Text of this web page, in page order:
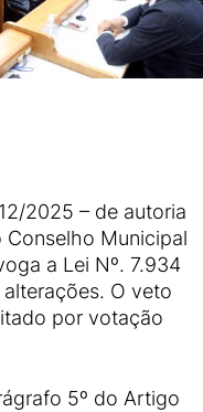
2025 – de autoria
Municipal
a Lei Nº. 7.934
O veto
por votação
5º do Artigo